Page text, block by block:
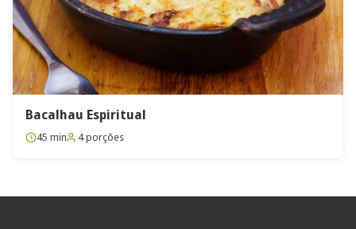
Bacalhau Espiritual
45 min 4 porções